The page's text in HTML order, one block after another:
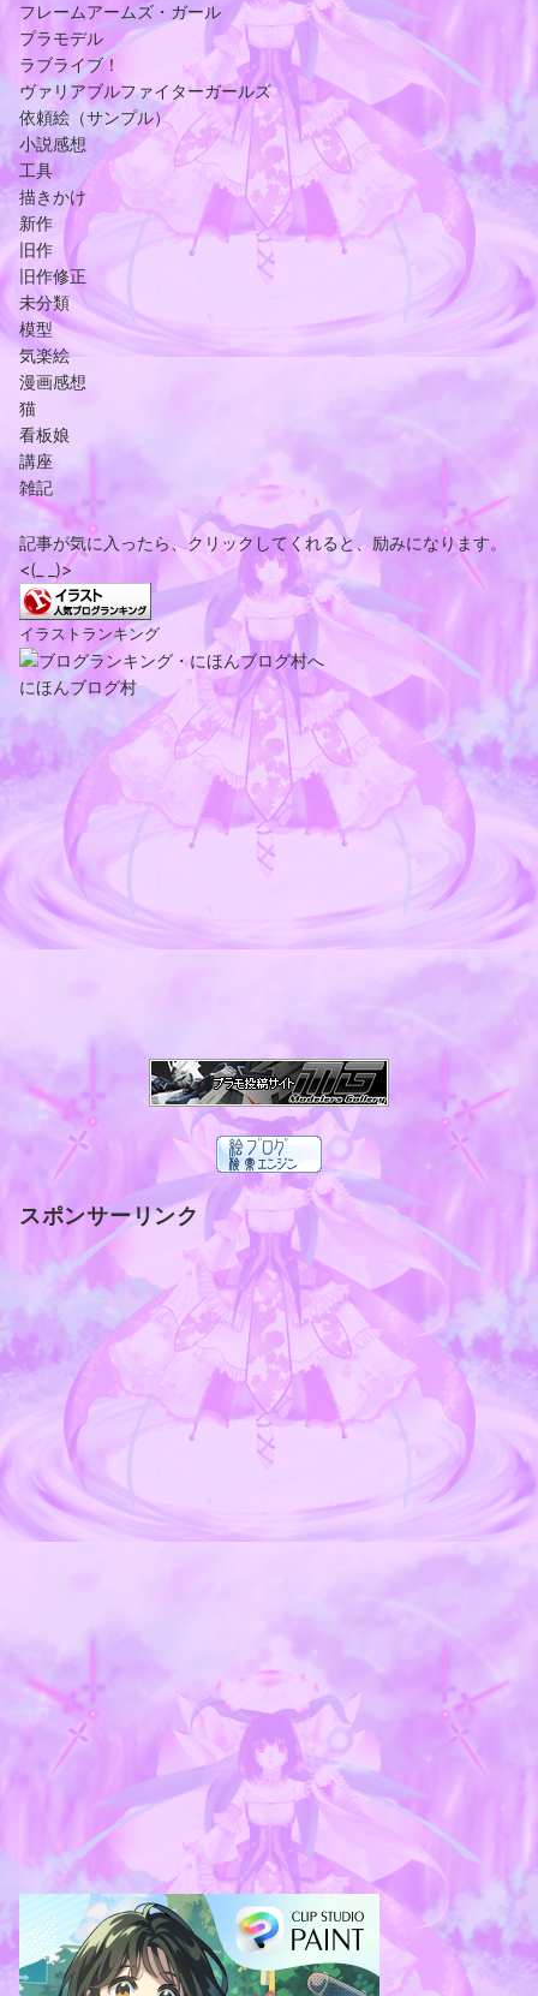
フレームアームズ・ガール
プラモデル
ラブライブ！
ヴァリアブルファイターガールズ
依頼絵（サンプル）
小説感想
工具
描きかけ
新作
旧作
旧作修正
未分類
模型
気楽絵
漫画感想
猫
看板娘
講座
雑記
記事が気に入ったら、クリックしてくれると、励みになります。
<(_ _)>
イラストランキング
にほんブログ村
スポンサーリンク